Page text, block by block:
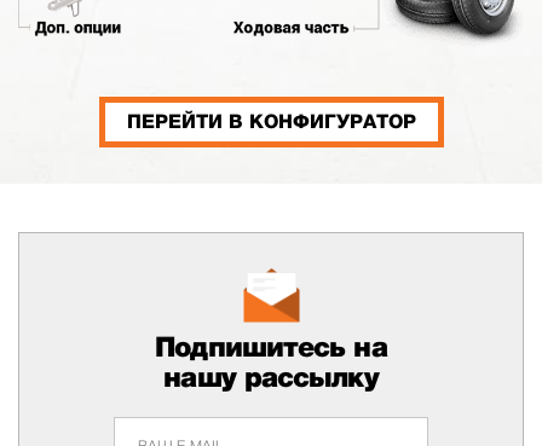
ПЕРЕЙТИ В КОНФИГУРАТОР
Подпишитесь на
нашу рассылку